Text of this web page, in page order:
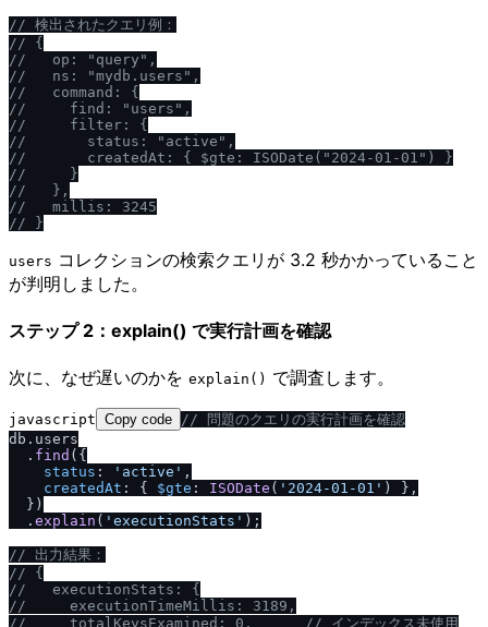
/ / 検出されたクエリ例：
/ / {
/ /
   op: "query",
/ /
   ns: "mydb.users",
/ /
   command: {
/ /
     find: "users",
/ /
     filter: {
/ /
       status: "active",
/ /
       createdAt: { $gte: ISODate("2024-01-01") }
/ /
     }
/ /
   },
/ /
   millis: 3245
/ / }
users コレクションの検索クエリが 3.2 秒かかっていること
が判明しました。
ステップ 2：explain() で実行計画を確認
次に、なぜ遅いのかを explain() で調査します。
javascript Copy code // 問題のクエリの実行計画を確認
db. users
  .
find ({
status : 'active' ,
createdAt : { $gte : ISODate ( '2024-01-01' ) },
  })
  .
explain ( 'executionStats' );
// 出力結果：
// {
//
   executionStats: {
//
     executionTimeMillis: 3189,
//
     totalKeysExamined: 0,
// インデックス未使用